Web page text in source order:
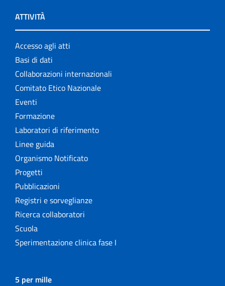
ATTIVITÀ
Accesso agli atti
Basi di dati
Collaborazioni internazionali
Comitato Etico Nazionale
Eventi
Formazione
Laboratori di riferimento
Linee guida
Organismo Notificato
Progetti
Pubblicazioni
Registri e sorveglianze
Ricerca collaboratori
Scuola
Sperimentazione clinica fase I
5 per mille